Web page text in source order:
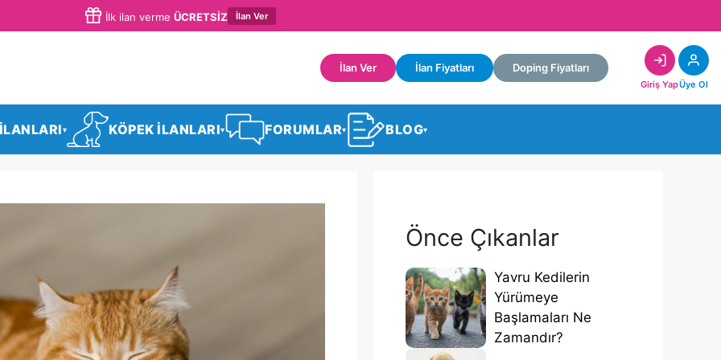
İlk ilan verme ÜCRETSİZ İlan Ver
İlan Ver İlan Fiyatları Doping Fiyatları
Giriş YapÜye Ol
▾ KÖPEK İLANLARI▾ FORUMLAR▾ BLOG▾
Önce Çıkanlar
Yavru Kedilerin
Yürümeye
Başlamaları Ne
Zamandır?